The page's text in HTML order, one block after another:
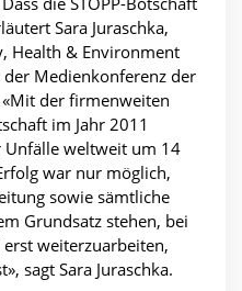
Sara Juraschka,
Health & Environment
der Medienkonferenz der
der firmenweiten
im Jahr 2011
weltweit um 14
war nur möglich,
sowie sämtliche
Grundsatz stehen, bei
erst weiterzuarbeiten,
sagt Sara Juraschka.